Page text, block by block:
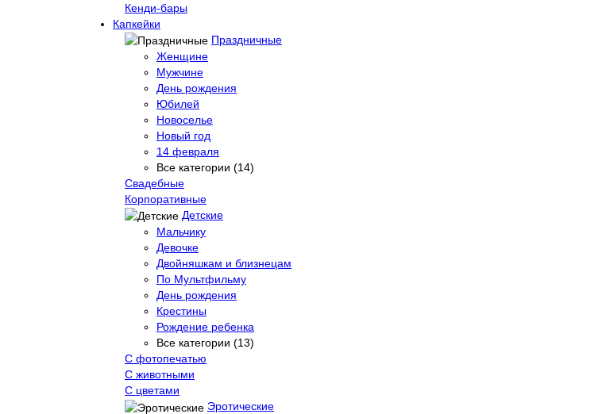
Кенди-бары
Капкейки
Праздничные
Женщине
Мужчине
День рождения
Юбилей
Новоселье
Новый год
14 февраля
Все категории (14)
Свадебные
Корпоративные
Детские
Мальчику
Девочке
Двойняшкам и близнецам
По Мультфильму
День рождения
Крестины
Рождение ребенка
Все категории (13)
С фотопечатью
C животными
С цветами
Эротические